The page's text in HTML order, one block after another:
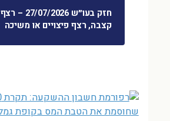
חזק בעו״ש 27/07/2026 – רצף
קצבה, רצף פיצויים או משיכה